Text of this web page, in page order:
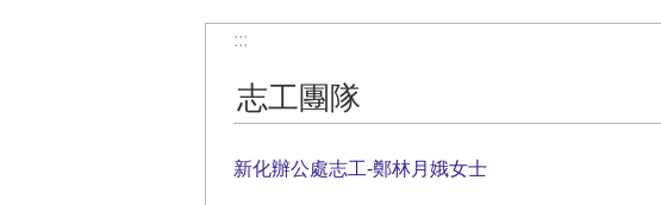
:::
志工團隊
新化辦公處志工-鄭林月娥女士